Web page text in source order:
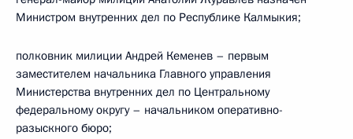
Министром внутренних дел по Республике Калмыкия;
полковник милиции Андрей Кеменев – первым
заместителем начальника Главного управления
Министерства внутренних дел по Центральному
федеральному округу – начальником оперативно-
разыскного бюро;